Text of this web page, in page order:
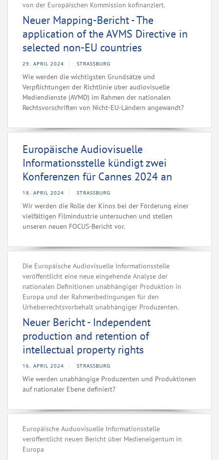
von der Europäischen Kommission kofinanziert.
Neuer Mapping-Bericht - The
application of the AVMS Directive in
selected non-EU countries
29. APRIL 2024 STRASSBURG
Wie werden die wichtigsten Grundsätze und
Verpflichtungen der Richtlinie über audiovisuelle
Mediendienste (AVMD) im Rahmen der nationalen
Rechtsvorschriften von Nicht-EU-Ländern angewandt?
Europäische Audiovisuelle
Informationsstelle kündigt zwei
Konferenzen für Cannes 2024 an
18. APRIL 2024 STRASSBURG
Wir werden die Rolle der Kinos bei der Förderung einer
vielfältigen Filmindustrie untersuchen und stellen
unseren neuen FOCUS-Bericht vor.
Die Europäische Audiovisuelle Informationsstelle
veröffentlicht eine neue eingehende Analyse der
nationalen Definitionen unabhängiger Produktion in
Europa und der Rahmenbedingungen für den
Urheberrechtsvorbehalt unabhängiger Produzenten.
Neuer Bericht - Independent
production and retention of
intellectual property rights
16. APRIL 2024 STRASSBURG
Wie werden unabhängige Produzenten und Produktionen
auf nationaler Ebene definiert?
Europäische Auduovisuelle Informationsstelle
veröffentlicht neuen Bericht über Medieneigentum in
Europa